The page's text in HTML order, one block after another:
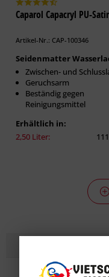
Caparol Capacryl PU-
Artikel-Nr.: CAP-100346
Seidenmatter
Zwischen- und
Geruchsarm
Beständig gegen
Reinigungsmittel
Erhältlich in:
2,50 Liter: